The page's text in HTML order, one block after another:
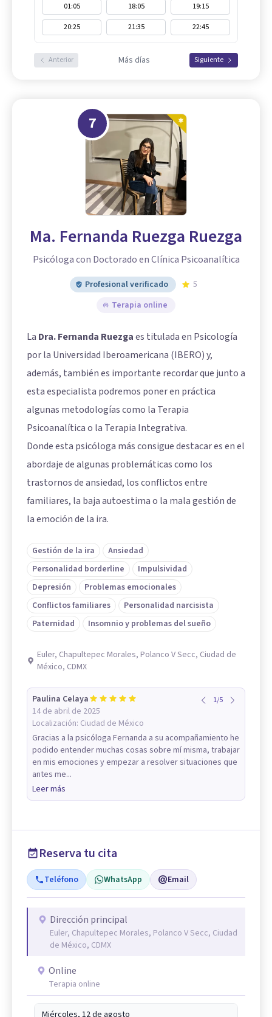
01:05 18:05
19:15
20:25
21:35 22:45
Anterior Más días Siguiente
7
Ma. Fernanda Ruezga Ruezga
Psicóloga con Doctorado en Clínica Psicoanalítica
Profesional verificado
5
Terapia online
La Dra. Fernanda Ruezgaes titulada en Psicología
por la Universidad Iberoamericana (IBERO) y,
además, también es importante recordar que junto a
esta especialista podremos poner en práctica
algunas metodologías como la Terapia
Psicoanalítica o la Terapia Integrativa.
Donde esta psicóloga más consigue destacar es en el
abordaje de algunas problemáticas como los
trastornos de ansiedad, los conflictos entre
familiares, la baja autoestima o la mala gestión de
la emoción de la ira.
Gestión de la ira
Ansiedad
Personalidad borderline
Impulsividad
Depresión
Problemas emocionales
Conflictos familiares
Personalidad narcisista
Paternidad
Insomnio y problemas del sueño
Euler, Chapultepec Morales, Polanco V Secc, Ciudad de
México, CDMX
Paulina Celaya
14 de abril de 2025
Localización: Ciudad de México
1/5
Gracias a la psicóloga Fernanda a su acompañamiento he
podido entender muchas cosas sobre mí misma, trabajar
en mis emociones y empezar a resolver situaciones que
antes me...
Leer más
Reserva tu cita
Teléfono WhatsApp Email
Dirección principal
Euler, Chapultepec Morales, Polanco V Secc, Ciudad
de México, CDMX
Online
Terapia online
Miércoles, 12 de agosto